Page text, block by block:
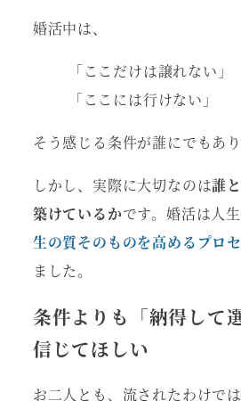
婚活中は、
「ここだけは譲れない」
「ここには行けない」
そう感じる条件が誰にでもあり
しかし、実際に大切なのは誰
築けているかです。婚活は人
生の質そのものを高めるプロ
ました。
条件よりも「納得して
信じてほしい
お二人とも、流されたわけで